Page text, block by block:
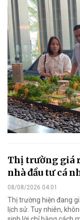
Thị trường giá
nhà đầu tư cá
08/08/2026 04:01
Thị trường hiện đang
lịch sử. Tuy nhiên,